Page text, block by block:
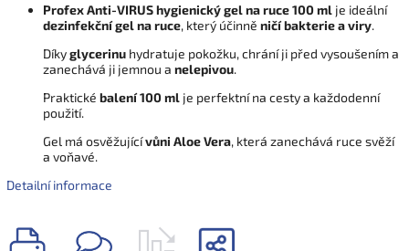
Profex Anti-VIRUS hygienický gel na ruce 100 ml je ideální
dezinfekční gel na ruce, který účinně ničí bakterie a viry.
Díkyglycerinu hydratuje pokožku, chrání ji před vysoušením a
zanechává ji jemnou a nelepivou.
Praktické balení 100 ml je perfektní na cesty a každodenní
použití.
Gel má osvěžujícívůni Aloe Vera, která zanechává ruce svěží
a voňavé.
Detailní informace